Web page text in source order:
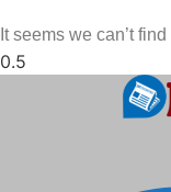
It seems we can’t